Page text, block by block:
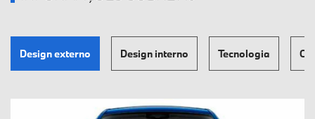
Design externo Design interno Tecnologia